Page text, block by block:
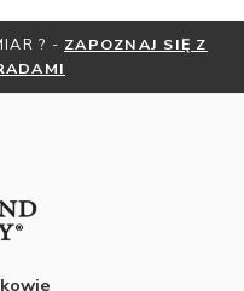
? - ZAPOZNAJ SIĘ Z